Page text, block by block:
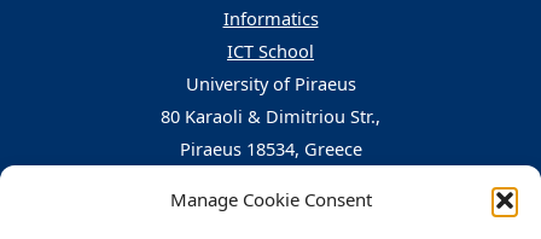
Manage Cookie Consent
Informatics
ICT School
University of Piraeus
80 Karaoli & Dimitriou Str.,
Piraeus 18534, Greece
Central Building, 5th floor, office nr. 503